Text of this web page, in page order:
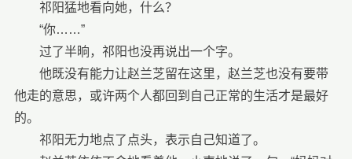
祁阳猛地看向她，什么？
“你……”
过了半晌，祁阳也没再说出一个字。
他既没有能力让赵兰芝留在这里，赵兰芝也没有要带
他走的意思，或许两个人都回到自己正常的生活才是最好
的。
祁阳无力地点了点头，表示自己知道了。